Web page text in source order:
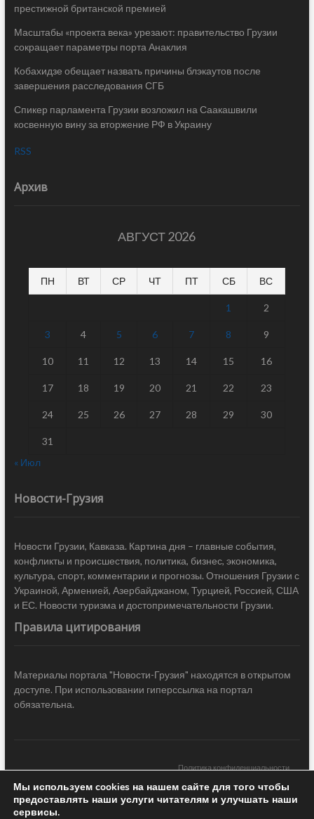
престижной британской премией
Масштабы «проекта века» урезают: правительство Грузии
сокращает параметры порта Анаклия
Кобахидзе обещает назвать причины блэкаутов после
завершения расследования СГБ
Спикер парламента Грузии возложил на Саакашвили
косвенную вину за вторжение РФ в Украину
RSS
Архив
АВГУСТ 2026
ПН ВТ СР ЧТ ПТ СБ ВС
1 2
3 4 5 6 7 8 9
10 11 12 13 14 15 16
17 18 19 20 21 22 23
24 25 26 27 28 29 30
31
« Июл
Новости-Грузия
Новости Грузии, Кавказа. Картина дня – главные события,
конфликты и происшествия, политика, бизнес, экономика,
культура, спорт, комментарии и прогнозы. Отношения Грузии с
Украиной, Арменией, Азербайджаном, Турцией, Россией, США
и ЕС. Новости туризма и достопримечательности Грузии.
Правила цитирования
Материалы портала "Новости-Грузия" находятся в открытом
доступе. При использовании гиперссылка на портал
обязательна.
Политика конфиденциальности
Новости Грузии| Black Sea Press LTD © 2020 All Rights Reserved /
Design & development —
Мы используем cookies на нашем сайте для того чтобы
предоставлять наши услуги читателям и улучшать наши
сервисы.